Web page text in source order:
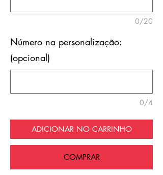
0/20
Número na personalização:
(opcional)
0/4
ADICIONAR NO CARRINHO
COMPRAR